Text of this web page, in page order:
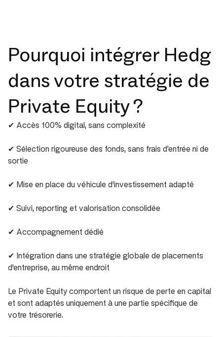
Pourquoi intégrer Hedg
dans votre stratégie de
Private Equity ?
✔ Accès 100% digital, sans complexité
✔ Sélection rigoureuse des fonds, sans frais d'entrée ni de
sortie
✔ Mise en place du véhicule d’investissement adapté
✔ Suivi, reporting et valorisation consolidée
✔ Accompagnement dédié
✔ Intégration dans une stratégie globale de placements
d’entreprise, au même endroit
Le Private Equity comportent un risque de perte en capital
et sont adaptés uniquement à une partie spécifique de
votre trésorerie.